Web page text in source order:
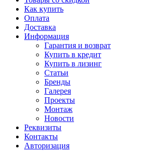
Как купить
Оплата
Доставка
Информация
Гарантия и возврат
Купить в кредит
Купить в лизинг
Статьи
Бренды
Галерея
Проекты
Монтаж
Новости
Реквизиты
Контакты
Авторизация